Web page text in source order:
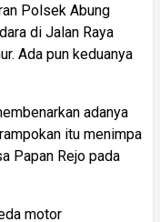
Polsek Abung
di Jalan Raya
Ada pun keduanya
adanya
itu menimpa
Papan Rejo pada
motor